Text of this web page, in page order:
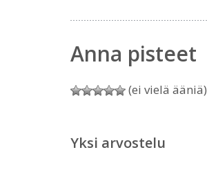
Anna pisteet
(ei vielä ääniä)
Yksi arvostelu